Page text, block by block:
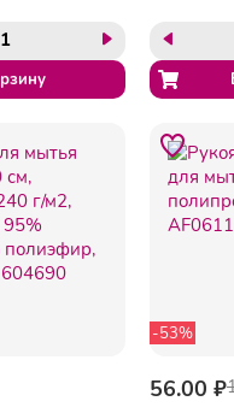
г/м2,
ЛЮБАША,
-53%
56.00 ₽